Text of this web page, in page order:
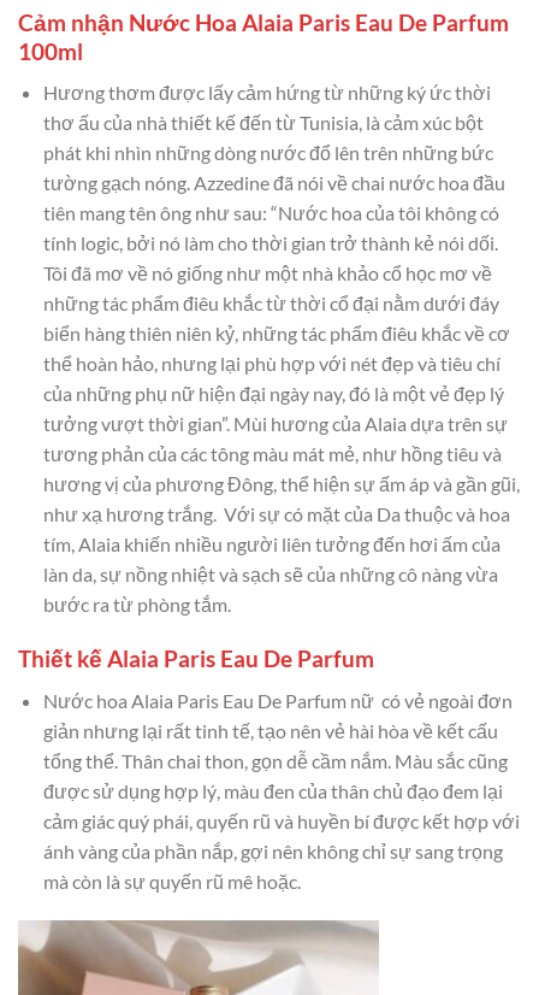
Cảm nhận Nước Hoa Alaia Paris Eau De Parfum
100ml
Hương thơm được lấy cảm hứng từ những ký ức thời
thơ ấu của nhà thiết kế đến từ Tunisia, là cảm xúc bột
phát khi nhìn những dòng nước đổ lên trên những bức
tường gạch nóng. Azzedine đã nói về chai nước hoa đầu
tiên mang tên ông như sau: “Nước hoa của tôi không có
tính logic, bởi nó làm cho thời gian trở thành kẻ nói dối.
Tôi đã mơ về nó giống như một nhà khảo cổ học mơ về
những tác phẩm điêu khắc từ thời cổ đại nằm dưới đáy
biển hàng thiên niên kỷ, những tác phẩm điêu khắc về cơ
thể hoàn hảo, nhưng lại phù hợp với nét đẹp và tiêu chí
của những phụ nữ hiện đại ngày nay, đó là một vẻ đẹp lý
tưởng vượt thời gian”. Mùi hương của Alaia dựa trên sự
tương phản của các tông màu mát mẻ, như hồng tiêu và
hương vị của phương Đông, thể hiện sự ấm áp và gần gũi,
như xạ hương trắng. Với sự có mặt của Da thuộc và hoa
tím, Alaia khiến nhiều người liên tưởng đến hơi ấm của
làn da, sự nồng nhiệt và sạch sẽ của những cô nàng vừa
bước ra từ phòng tắm.
Thiết kế Alaia Paris Eau De Parfum
Nước hoa Alaia Paris Eau De Parfum nữ có vẻ ngoài đơn
giản nhưng lại rất tinh tế, tạo nên vẻ hài hòa về kết cấu
tổng thể. Thân chai thon, gọn dễ cầm nắm. Màu sắc cũng
được sử dụng hợp lý, màu đen của thân chủ đạo đem lại
cảm giác quý phái, quyến rũ và huyền bí được kết hợp với
ánh vàng của phần nắp, gợi nên không chỉ sự sang trọng
mà còn là sự quyến rũ mê hoặc.